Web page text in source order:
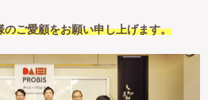
ご愛顧をお願い申し上げます。